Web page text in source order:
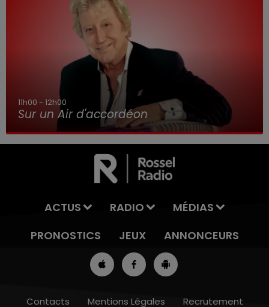
8h00 - 10h00
RDL WEEK-END
ACTUS RADIO
MÉDIAS
PRONOSTICS
JEUX ANNONCEURS
Contacts Mentions Légales Recrutement